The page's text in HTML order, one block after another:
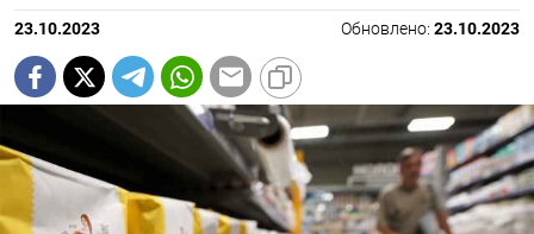
23.10.2023 Обновлено: 23.10.2023